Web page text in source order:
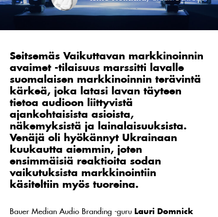
Seitsemäs Vaikuttavan markkinoinnin
avaimet -tilaisuus marssitti lavalle
suomalaisen markkinoinnin terävintä
kärkeä, joka latasi lavan täyteen
tietoa audioon liittyvistä
ajankohtaisista asioista,
näkemyksistä ja lainalaisuuksista.
Venäjä oli hyökännyt Ukrainaan
kuukautta aiemmin, joten
ensimmäisiä reaktioita sodan
vaikutuksista markkinointiin
käsiteltiin myös tuoreina.
Bauer Median Audio Branding -guru Lauri Domnick